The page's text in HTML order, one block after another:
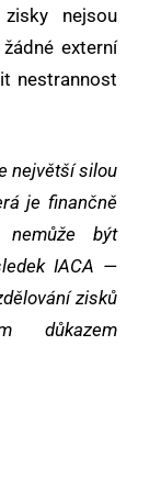
nejsou
externí
nestrannost
největší silou
je finančně
nemůže být
IACA —
zisků
důkazem